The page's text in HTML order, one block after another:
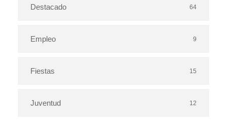
Destacado 64
Empleo 9
Fiestas 15
Juventud 12